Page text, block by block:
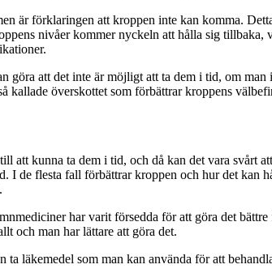
är förklaringen att kroppen inte kan komma.
nivåer kommer nyckeln att hålla sig
att det inte är möjligt att ta dem i tid, om man
kallade överskottet som förbättrar kroppens
att kunna ta dem i tid, och då kan det vara svårt
I de flesta fall förbättrar kroppen och hur det kan
har varit försedda för att göra det
och man har lättare att göra det.
läkemedel som man kan använda för att